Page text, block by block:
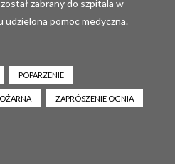
zabrany do szpitala w
udzielona pomoc medyczna.
POPARZENIE
ZAPRÓSZENIE OGNIA